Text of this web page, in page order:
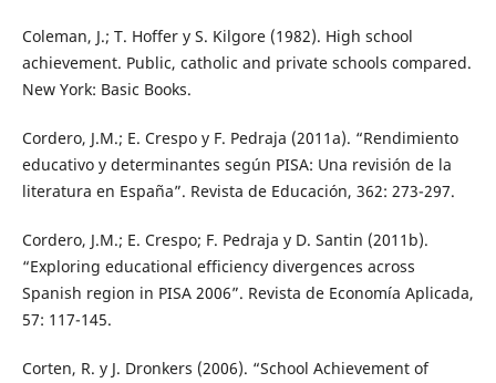
Coleman, J.; T. Hoffer y S. Kilgore (1982). High school
achievement. Public, catholic and private schools compared.
New York: Basic Books.
Cordero, J.M.; E. Crespo y F. Pedraja (2011a). “Rendimiento
educativo y determinantes según PISA: Una revisión de la
literatura en España”. Revista de Educación, 362: 273-297.
Cordero, J.M.; E. Crespo; F. Pedraja y D. Santin (2011b).
“Exploring educational efficiency divergences across
Spanish region in PISA 2006”. Revista de Economía Aplicada,
57: 117-145.
Corten, R. y J. Dronkers (2006). “School Achievement of